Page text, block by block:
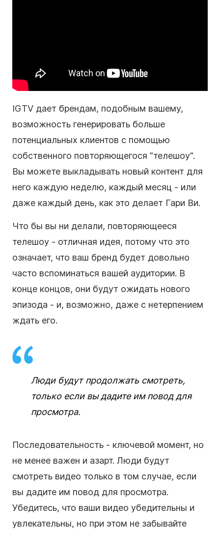
IGTV дает брендам, подобным вашему,
возможность генерировать больше
потенциальных клиентов с помощью
собственного повторяющегося "телешоу".
Вы можете выкладывать новый контент для
него каждую неделю, каждый месяц - или
даже каждый день, как это делает Гари Ви.
Что бы вы ни делали, повторяющееся
телешоу - отличная идея, потому что это
означает, что ваш бренд будет довольно
часто вспоминаться вашей аудитории. В
конце концов, они будут ожидать нового
эпизода - и, возможно, даже с нетерпением
ждать его.
Люди будут продолжать смотреть,
только если вы дадите им повод для
просмотра.
Последовательность - ключевой момент, но
не менее важен и азарт. Люди будут
смотреть видео только в том случае, если
вы дадите им повод для просмотра.
Убедитесь, что ваши видео убедительны и
увлекательны, но при этом не забывайте